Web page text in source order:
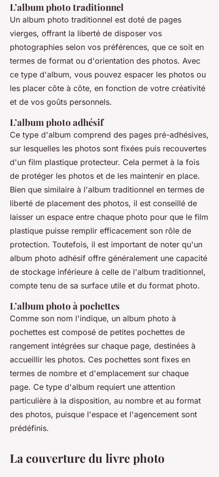
L’album photo traditionnel
Un album photo traditionnel est doté de pages
vierges, offrant la liberté de disposer vos
photographies selon vos préférences, que ce soit en
termes de format ou d'orientation des photos. Avec
ce type d'album, vous pouvez espacer les photos ou
les placer côte à côte, en fonction de votre créativité
et de vos goûts personnels.
L’album photo adhésif
Ce type d'album comprend des pages pré-adhésives,
sur lesquelles les photos sont fixées puis recouvertes
d'un film plastique protecteur. Cela permet à la fois
de protéger les photos et de les maintenir en place.
Bien que similaire à l'album traditionnel en termes de
liberté de placement des photos, il est conseillé de
laisser un espace entre chaque photo pour que le film
plastique puisse remplir efficacement son rôle de
protection. Toutefois, il est important de noter qu'un
album photo adhésif offre généralement une capacité
de stockage inférieure à celle de l'album traditionnel,
compte tenu de sa surface utile et du format photo.
L’album photo à pochettes
Comme son nom l'indique, un album photo à
pochettes est composé de petites pochettes de
rangement intégrées sur chaque page, destinées à
accueillir les photos. Ces pochettes sont fixes en
termes de nombre et d'emplacement sur chaque
page. Ce type d'album requiert une attention
particulière à la disposition, au nombre et au format
des photos, puisque l'espace et l'agencement sont
prédéfinis.
La couverture du livre photo